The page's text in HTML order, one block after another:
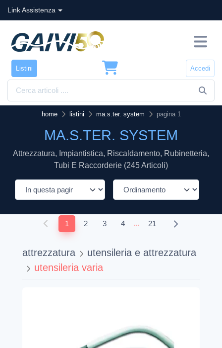
Link Assistenza
Listini Accedi
home listini ma.s.ter. system pagina 1
MA.S.TER. SYSTEM
Attrezzatura, Impiantistica, Riscaldamento, Rubinetteria,
Tubi E Raccorderie (245 Articoli)
1 2 3 4 ... 21
attrezzatura
utensileria e attrezzatura
utensileria varia